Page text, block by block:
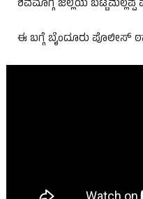
ಶಿವಮೊಗ್ಗ ಜಿಲ್ಲೆಯ
ಈ ಬಗ್ಗೆ ಬೈಂದೂರು ಪೊಲೀಸ್‌